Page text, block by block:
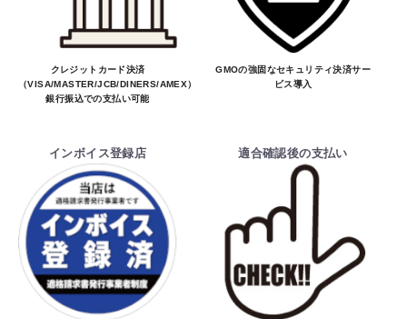
クレジットカード決済
（VISA/MASTER/JCB/DINERS/AMEX）、
銀行振込での支払い可能
GMOの強固なセキュリティ決済サー
ビス導入
インボイス登録店 適合確認後の支払い